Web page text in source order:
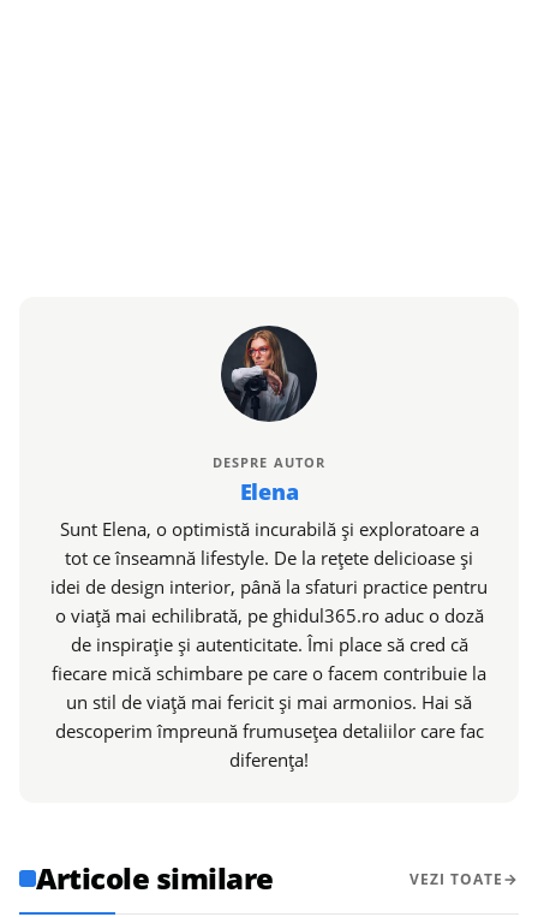
DESPRE AUTOR
Elena
Sunt Elena, o optimistă incurabilă și exploratoare a
tot ce înseamnă lifestyle. De la rețete delicioase și
idei de design interior, până la sfaturi practice pentru
o viață mai echilibrată, pe ghidul365.ro aduc o doză
de inspirație și autenticitate. Îmi place să cred că
fiecare mică schimbare pe care o facem contribuie la
un stil de viață mai fericit și mai armonios. Hai să
descoperim împreună frumusețea detaliilor care fac
diferența!
Articole similare VEZI TOATE